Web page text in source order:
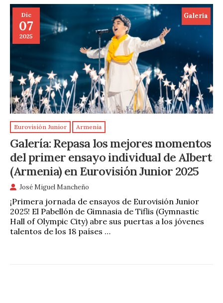
Dic
07
2025
Galeria
Eurovisión Junior Armenia
Galería: Repasa los mejores momentos
del primer ensayo individual de Albert
(Armenia) en Eurovisión Junior 2025
José Miguel Mancheño
¡Primera jornada de ensayos de Eurovisión Junior
2025! El Pabellón de Gimnasia de Tiflis (Gymnastic
Hall of Olympic City) abre sus puertas a los jóvenes
talentos de los 18 países …